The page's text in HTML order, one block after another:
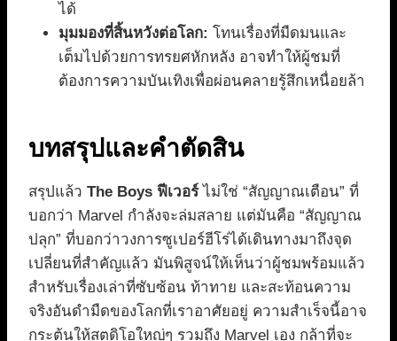
ได้
มุมมองที่สิ้นหวังต่อโลก: โทนเรื่องที่มืดมนและ
เต็มไปด้วยการทรยศหักหลัง อาจทำให้ผู้ชมที่
ต้องการความบันเทิงเพื่อผ่อนคลายรู้สึกเหนื่อยล้า
บทสรุปและคำตัดสิน
สรุปแล้ว The Boys ฟีเวอร์ไม่ใช่ “สัญญาณเตือน” ที่
บอกว่า Marvel กำลังจะล่มสลาย แต่มันคือ “สัญญาณ
ปลุก” ที่บอกว่าวงการซูเปอร์ฮีโร่ได้เดินทางมาถึงจุด
เปลี่ยนที่สำคัญแล้ว มันพิสูจน์ให้เห็นว่าผู้ชมพร้อมแล้ว
สำหรับเรื่องเล่าที่ซับซ้อน ท้าทาย และสะท้อนความ
จริงอันดำมืดของโลกที่เราอาศัยอยู่ ความสำเร็จนี้อาจ
กระตุ้นให้สตูดิโอใหญ่ๆ รวมถึง Marvel เอง กล้าที่จะ